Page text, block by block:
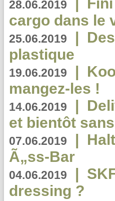
28.06.2019
cargo dans le
25.06.2019 |
plastique
19.06.2019 |
mangez-les !
14.06.2019 |
et bientôt
07.06.2019 |
Ã„ss-Bar
04.06.2019 |
dressing ?